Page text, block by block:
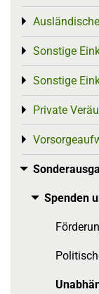
Toggle menu
Sonstige
Toggle menu
Sonstige
Toggle menu
Private
Toggle menu
Toggle menu
Toggle menu
Spenden
Toggle menu